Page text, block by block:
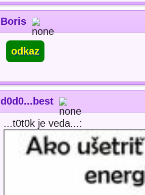
Boris
odkaz
d0d0...best
...t0t0k je veda...: